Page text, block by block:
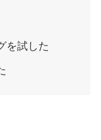
を試した